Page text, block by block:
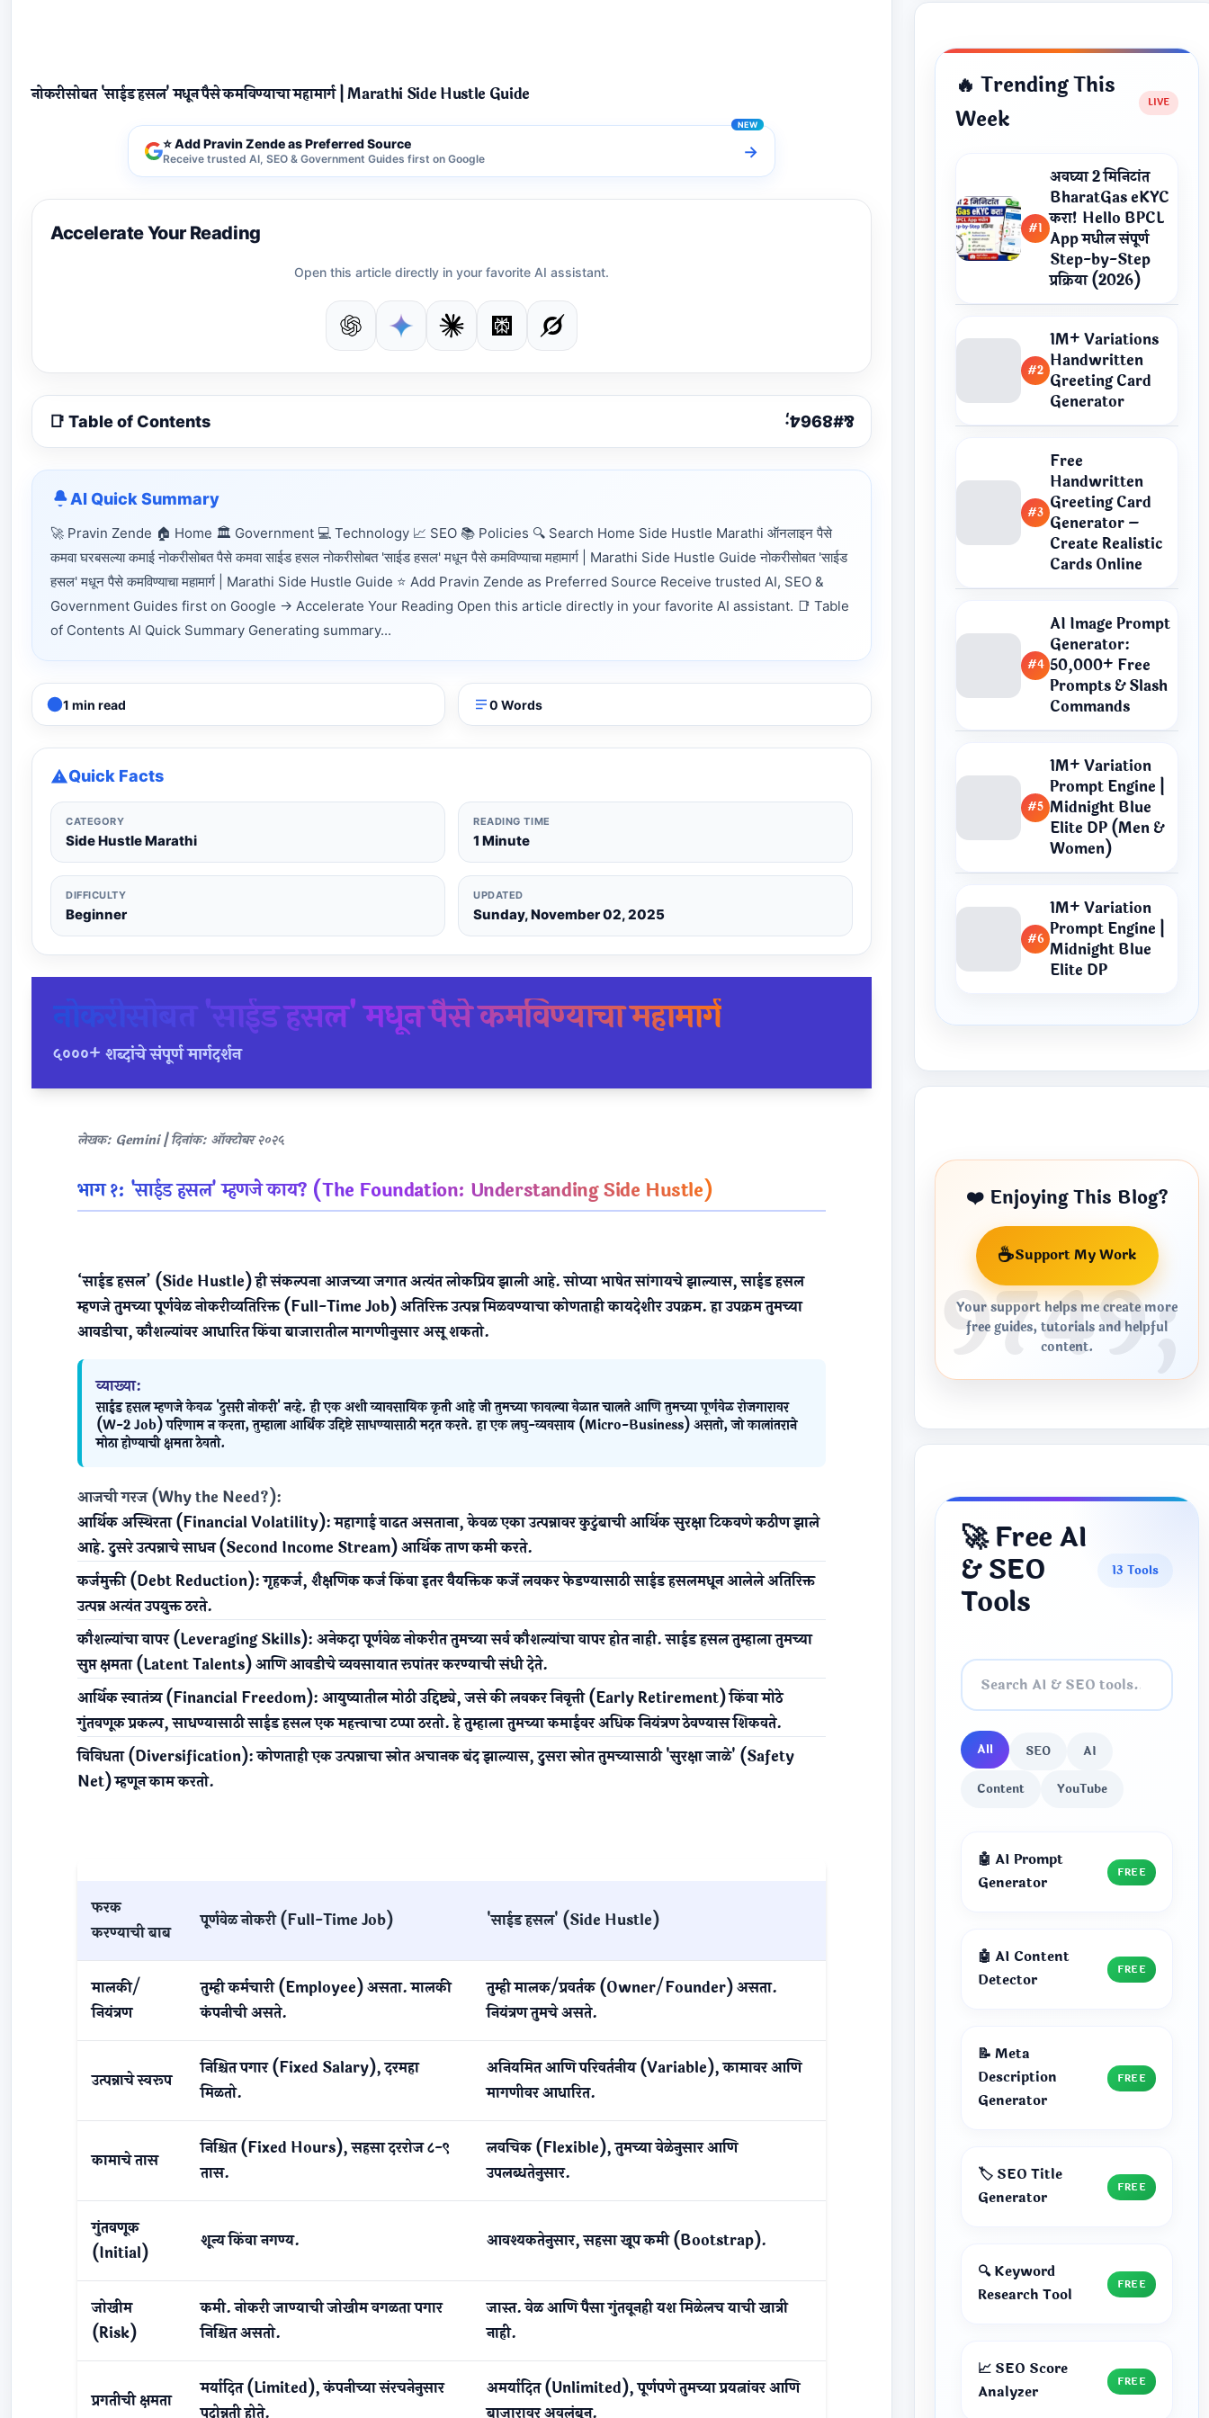
नोकरीसोबत 'साईड हसल' मधून पैसे कमविण्याचा महामार्ग | Marathi Side Hustle Guide
⭐ Add Pravin Zende as Preferred Source
Receive trusted AI, SEO & Government Guides first on Google →
Accelerate Your Reading
Open this article directly in your favorite AI assistant.
📑 Table of Contents
AI Quick Summary
🚀 Pravin Zende 🏠 Home 🏛 Government 💻 Technology 📈 SEO 📚 Policies 🔍 Search Home Side Hustle Marathi ऑनलाइन पैसे
कमवा घरबसल्या कमाई नोकरीसोबत पैसे कमवा साईड हसल नोकरीसोबत 'साईड हसल' मधून पैसे कमविण्याचा महामार्ग | Marathi Side Hustle Guide नोकरीसोबत 'साईड
हसल' मधून पैसे कमविण्याचा महामार्ग | Marathi Side Hustle Guide ⭐ Add Pravin Zende as Preferred Source Receive trusted AI, SEO &
Government Guides first on Google → Accelerate Your Reading Open this article directly in your favorite AI assistant. 📑 Table
of Contents AI Quick Summary Generating summary...
1 min read 0 Words
Quick Facts
CATEGORY
Side Hustle Marathi
READING TIME
1 Minute
DIFFICULTY
Beginner
UPDATED
Sunday, November 02, 2025
नोकरीसोबत 'साईड हसल' मधून पैसे कमविण्याचा महामार्ग
५०००+ शब्दांचे संपूर्ण मार्गदर्शन
लेखक: Gemini |दिनांक: ऑक्टोबर २०२५
भाग १: 'साईड हसल' म्हणजे काय? (The Foundation: Understanding Side Hustle)
‘साईड हसल’ (Side Hustle) ही संकल्पना आजच्या जगात अत्यंत लोकप्रिय झाली आहे. सोप्या भाषेत सांगायचे झाल्यास, साईड हसल
म्हणजे तुमच्या पूर्णवेळ नोकरीव्यतिरिक्त (Full-Time Job) अतिरिक्त उत्पन्न मिळवण्याचा कोणताही कायदेशीर उपक्रम. हा उपक्रम तुमच्या
आवडीचा, कौशल्यांवर आधारित किंवा बाजारातील मागणीनुसार असू शकतो.
व्याख्या:
साईड हसल म्हणजे केवळ 'दुसरी नोकरी' नव्हे. ही एक अशी व्यावसायिक कृती आहे जी तुमच्या फावल्या वेळात चालते आणि तुमच्या पूर्णवेळ रोजगारावर
(W-2 Job) परिणाम न करता, तुम्हाला आर्थिक उद्दिष्टे साधण्यासाठी मदत करते. हा एक लघु-व्यवसाय (Micro-Business) असतो, जो कालांतराने
मोठा होण्याची क्षमता ठेवतो.
आजची गरज (Why the Need?):
आर्थिक अस्थिरता (Financial Volatility):महागाई वाढत असताना, केवळ एका उत्पन्नावर कुटुंबाची आर्थिक सुरक्षा टिकवणे कठीण झाले
आहे. दुसरे उत्पन्नाचे साधन (Second Income Stream) आर्थिक ताण कमी करते.
कर्जमुक्ती (Debt Reduction):गृहकर्ज, शैक्षणिक कर्ज किंवा इतर वैयक्तिक कर्जे लवकर फेडण्यासाठी साईड हसलमधून आलेले अतिरिक्त
उत्पन्न अत्यंत उपयुक्त ठरते.
कौशल्यांचा वापर (Leveraging Skills): अनेकदा पूर्णवेळ नोकरीत तुमच्या सर्व कौशल्यांचा वापर होत नाही. साईड हसल तुम्हाला तुमच्या
सुप्त क्षमता (Latent Talents) आणि आवडीचे व्यवसायात रूपांतर करण्याची संधी देते.
आर्थिक स्वातंत्र्य (Financial Freedom): आयुष्यातील मोठी उद्दिष्ट्ये, जसे की लवकर निवृत्ती (Early Retirement) किंवा मोठे
गुंतवणूक प्रकल्प, साधण्यासाठी साईड हसल एक महत्त्वाचा टप्पा ठरतो. हे तुम्हाला तुमच्या कमाईवर अधिक नियंत्रण ठेवण्यास शिकवते.
विविधता (Diversification):कोणताही एक उत्पन्नाचा स्रोत अचानक बंद झाल्यास, दुसरा स्रोत तुमच्यासाठी 'सुरक्षा जाळे' (Safety
Net) म्हणून काम करतो.
फरक
करण्याची बाब
पूर्णवेळ नोकरी (Full-Time Job) 'साईड हसल' (Side Hustle)
मालकी/
नियंत्रण
तुम्ही कर्मचारी (Employee) असता. मालकी
कंपनीची असते.
तुम्ही मालक/प्रवर्तक (Owner/Founder) असता.
नियंत्रण तुमचे असते.
उत्पन्नाचे स्वरूप
निश्चित पगार (Fixed Salary), दरमहा
मिळतो.
अनियमित आणि परिवर्तनीय (Variable), कामावर आणि
मागणीवर आधारित.
कामाचे तास
निश्चित (Fixed Hours), सहसा दररोज ८-९
तास.
लवचिक (Flexible), तुमच्या वेळेनुसार आणि
उपलब्धतेनुसार.
गुंतवणूक
(Initial)
शून्य किंवा नगण्य. आवश्यकतेनुसार, सहसा खूप कमी (Bootstrap).
जोखीम
(Risk)
कमी. नोकरी जाण्याची जोखीम वगळता पगार
निश्चित असतो.
जास्त. वेळ आणि पैसा गुंतवूनही यश मिळेलच याची खात्री
नाही.
प्रगतीची क्षमता
मर्यादित (Limited), कंपनीच्या संरचनेनुसार
पदोन्नती होते.
अमर्यादित (Unlimited), पूर्णपणे तुमच्या प्रयत्नांवर आणि
बाजारावर अवलंबून.
🔥 Trending This
Week
#1
अवघ्या 2 मिनिटांत
BharatGas eKYC
करा! Hello BPCL
App मधील संपूर्ण
Step-by-Step
प्रक्रिया (2026)
#2
1M+ Variations
Handwritten
Greeting Card
Generator
#3
Free
Handwritten
Greeting Card
Generator –
Create Realistic
Cards Online
#4
AI Image Prompt
Generator:
50,000+ Free
Prompts & Slash
Commands
#5
1M+ Variation
Prompt Engine |
Midnight Blue
Elite DP (Men &
Women)
#6
1M+ Variation
Prompt Engine |
Midnight Blue
Elite DP
❤️ Enjoying This Blog?
☕Support My Work
Your support helps me create more
free guides, tutorials and helpful
content.
🚀 Free AI
& SEO
Tools
13 Tools
All SEO AI
Content YouTube
🤖 AI Prompt
Generator
FREE
🤖 AI Content
Detector
FREE
📝 Meta
Description
Generator
FREE
🏷️ SEO Title
Generator
FREE
🔍 Keyword
Research Tool
FREE
📈 SEO Score
Analyzer
FREE